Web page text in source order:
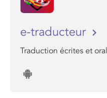
e-traducteur
Traduction écrites et